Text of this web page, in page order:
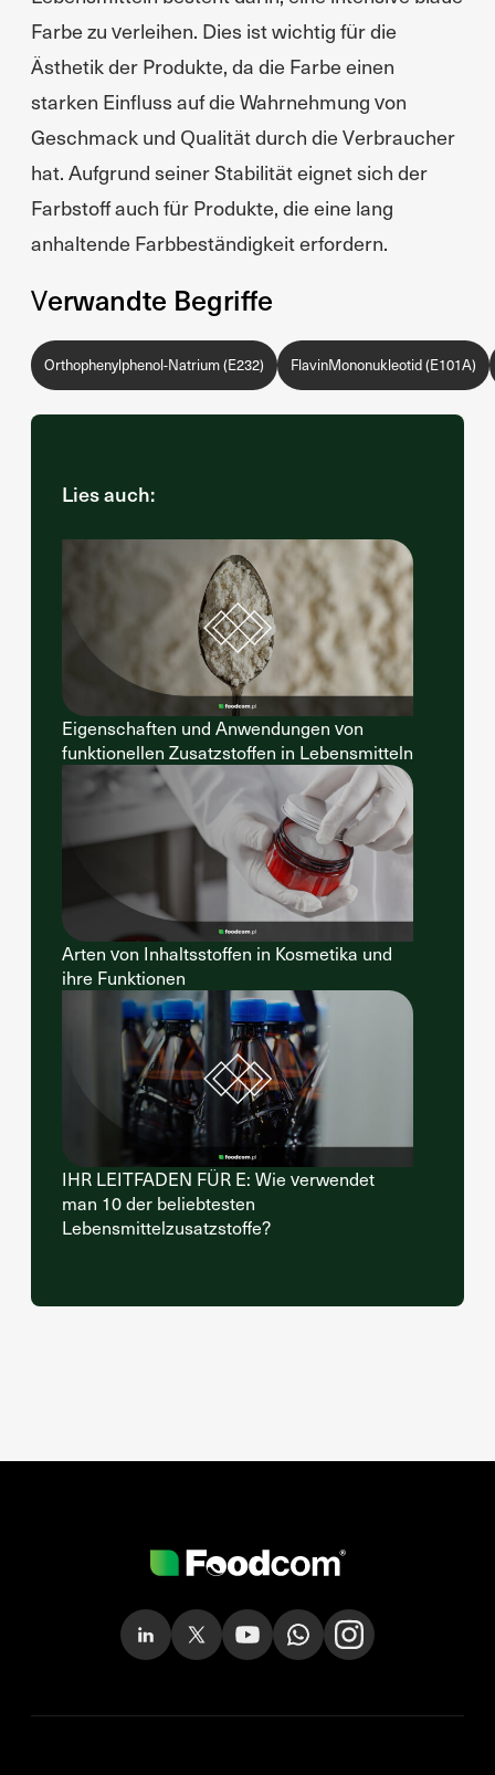
Farbe zu verleihen. Dies ist wichtig für die
Ästhetik der Produkte, da die Farbe einen
starken Einfluss auf die Wahrnehmung von
Geschmack und Qualität durch die Verbraucher
hat. Aufgrund seiner Stabilität eignet sich der
Farbstoff auch für Produkte, die eine lang
anhaltende Farbbeständigkeit erfordern.
Verwandte Begriffe
Orthophenylphenol-Natrium (E232) FlavinMononukleotid (E101A)
Lies auch:
Eigenschaften und Anwendungen von
funktionellen Zusatzstoffen in Lebensmitteln
Arten von Inhaltsstoffen in Kosmetika und
ihre Funktionen
IHR LEITFADEN FÜR E: Wie verwendet
man 10 der beliebtesten
Lebensmittelzusatzstoffe?